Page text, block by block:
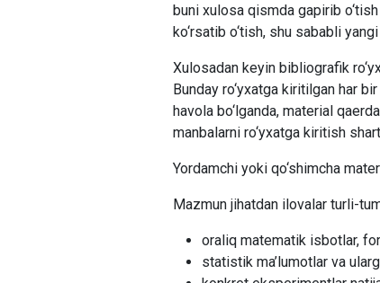
buni xulosa qismda gapirib
ko‘rsatib o‘tish, shu sababli
Xulosadan keyin bibliografik
Bunday ro‘yxatga kiritilgan har
havola bo‘lganda, material
manbalarni ro‘yxatga kiritish
Yordamchi yoki qo‘shimcha
Mazmun jihatdan ilovalar turli-
oraliq matematik isbotlar,
statistik ma’lumotlar va